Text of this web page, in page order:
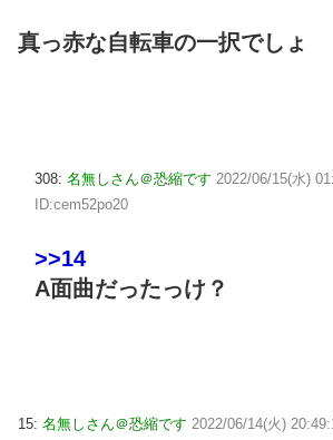
真っ赤な自転車の一択でしょ
308: 名無しさん＠恐縮です 2022/06/15(水)
ID:cem52po20
>>14
A面曲だったっけ？
15: 名無しさん＠恐縮です 2022/06/14(火)